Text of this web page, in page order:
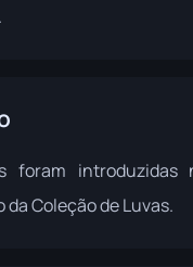
foram introduzidas
daColeção de Luvas.